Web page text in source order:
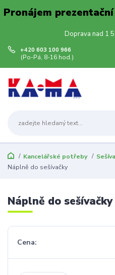
Pronájem
Doprava nad 1
+420 603 100 966
(Po-Pá, 8-16 hod.)
Kancelářské potřeby
Náplně do sešívačky
Náplně do sešívačky
Cena: